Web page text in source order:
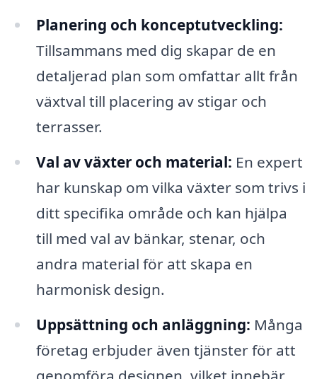
Planering och konceptutveckling:
Tillsammans med dig skapar de en
detaljerad plan som omfattar allt från
växtval till placering av stigar och
terrasser.
Val av växter och material: En expert
har kunskap om vilka växter som trivs i
ditt specifika område och kan hjälpa
till med val av bänkar, stenar, och
andra material för att skapa en
harmonisk design.
Uppsättning och anläggning: Många
företag erbjuder även tjänster för att